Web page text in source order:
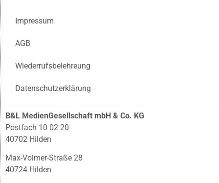
Impressum
AGB
Wiederrufsbelehreung
Datenschutzerklärung
B&L MedienGesellschaft mbH & Co. KG
Postfach 10 02 20
40702 Hilden
Max-Volmer-Straße 28
40724 Hilden